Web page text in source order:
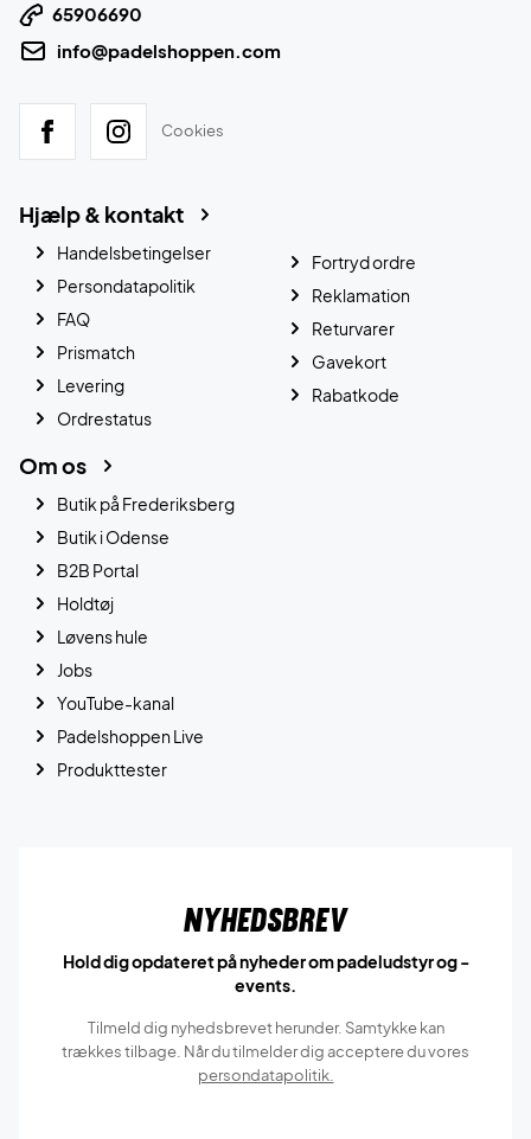
65906690
info@padelshoppen.com
Cookies
Hjælp & kontakt
Handelsbetingelser
Persondatapolitik
FAQ
Prismatch
Levering
Ordrestatus
Fortryd ordre
Reklamation
Returvarer
Gavekort
Rabatkode
Om os
Butik på Frederiksberg
Butik i Odense
B2B Portal
Holdtøj
Løvens hule
Jobs
YouTube-kanal
Padelshoppen Live
Produkttester
Nyhedsbrev
Hold dig opdateret på nyheder om padeludstyr og -
events.
Tilmeld dig nyhedsbrevet herunder. Samtykke kan
trækkes tilbage. Når du tilmelder dig acceptere du vores
persondatapolitik.